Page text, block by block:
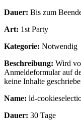
Dauer: Bis zum
Art: 1st Party
Kategorie: Notwendig
Beschreibung: Wird
Anmeldeformular auf
keine Inhalte
Name: ld-
Dauer: 30 Tage